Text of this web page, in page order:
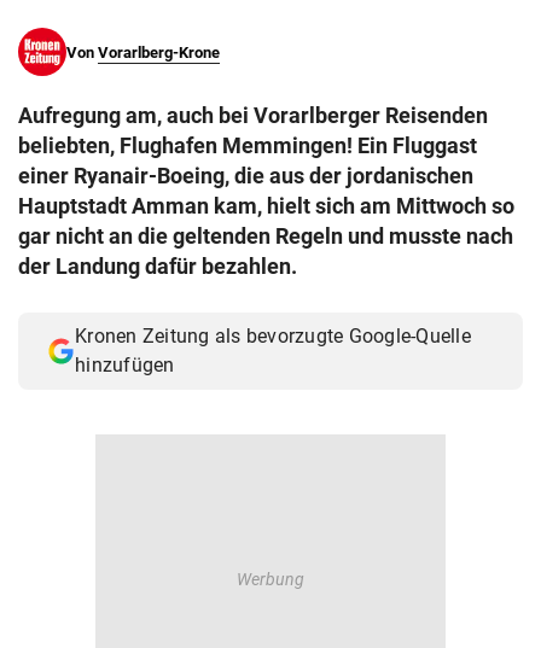
search
eingeben
© Krone Multimedia GmbH & Co KG 2026
Muthgasse 2, 1190 Wien
Von Vorarlberg-Krone
Aufregung am, auch bei Vorarlberger Reisenden
beliebten, Flughafen Memmingen! Ein Fluggast
einer Ryanair-Boeing, die aus der jordanischen
Hauptstadt Amman kam, hielt sich am Mittwoch so
gar nicht an die geltenden Regeln und musste nach
der Landung dafür bezahlen.
Kronen Zeitung als bevorzugte Google-Quelle
hinzufügen